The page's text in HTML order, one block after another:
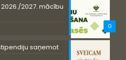
0
2027. mācību
saņemot